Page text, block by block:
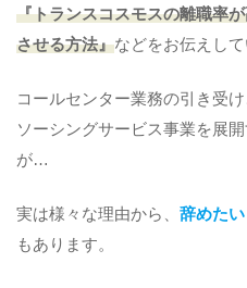
『トランスコスモスの離職率
させる方法』などをお伝えして
コールセンター業務の引き受
ソーシングサービス事業を展
が…
実は様々な理由から、 辞めた
もあります。